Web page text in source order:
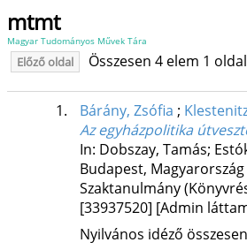
mtmt
Magyar Tudományos Művek Tára
Előző oldal Összesen 4 elem 1
1. Bárány, Zsófia ;
Az egyházpolitika
In: Dobszay, Tamás;
Budapest, Magyarország
Szaktanulmány
[33937520] [Admin
Nyilvános idéző